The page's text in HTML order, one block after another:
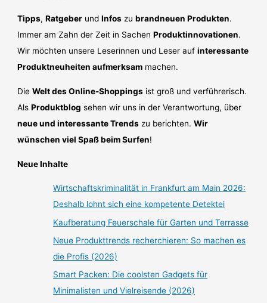
Tipps,Ratgeber undInfos zubrandneuen Produkten.
Immer am Zahn der Zeit in SachenProduktinnovationen.
Wir möchten unsere Leserinnen und Leser aufinteressante
Produktneuheiten aufmerksam machen.
DieWelt des Online-Shoppings ist groß und verführerisch.
AlsProduktblog sehen wir uns in der Verantwortung, über
neue und interessante Trends zu berichten.Wir
wünschen viel Spaß beim Surfen!
Neue Inhalte
Wirtschaftskriminalität in Frankfurt am Main 2026:
Deshalb lohnt sich eine kompetente Detektei
Kaufberatung Feuerschale für Garten und Terrasse
Neue Produkttrends recherchieren: So machen es
die Profis (2026)
Smart Packen: Die coolsten Gadgets für
Minimalisten und Vielreisende (2026)